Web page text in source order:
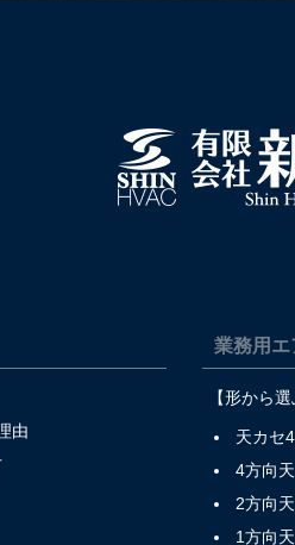
由
業務用エ
【形から
天カセ
4方向
2方向
1方向